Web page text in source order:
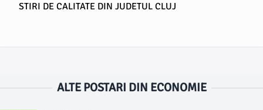
STIRI DE CALITATE DIN JUDETUL CLUJ
ALTE POSTARI DIN ECONOMIE